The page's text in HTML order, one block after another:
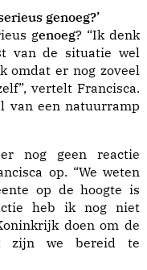
genoeg?’
genoeg? “Ik denk
van de situatie wel
omdat er nog zoveel
vertelt Francisca.
van een natuurramp
nog geen reactie
op. “We weten
op de hoogte is
heb ik nog niet
doen om de
zijn we bereid te